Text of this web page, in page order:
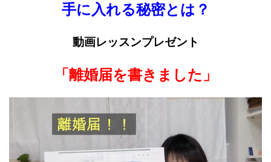
手に入れる秘密とは？
動画レッスンプレゼント
「離婚届を書きました」